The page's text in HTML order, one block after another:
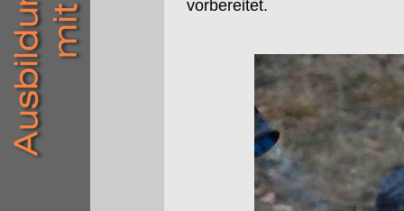
vorbereitet.